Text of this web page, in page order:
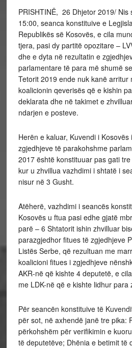
PRISHTINË, 26 Dhjetor 2019/ Nis
15:00, seanca konstituive e
Republikës së Kosovës, e cila
tjera, pasi dy partitë opozitare –
dhe e dyta në rezultatin e
parlamentare të para më shumë
Tetorit 2019 ende nuk kanë arritur
koalicionin qeverisës që e kishin
deklarata dhe në takimet e
ndarjen e posteve.
Herën e kaluar, Kuvendi i
zgjedhjeve të parakohshme
2017 është konstituuar pas gati
kur u zhvillua vazhdimi i shtatë i
nisur në 3 Gusht.
Atëherë, vazhdimi i seancës
Kosovës u ftua pasi edhe gjatë
parë – 6 Shtatorit ishin zhvilluar
parazgjedhor fitues të zgjedhjeve
Listës Serbe, që rezultuan me
koalicioni fitues i zgjedhjeve
AKR-në që kishte 4 deputetë, e
me LDK-në që e kishte lidhur para
Për seancën konstituive të
për sot, në axhendë janë tre pika:
përkohshëm për verifikimin e
të deputetëve; Dhënia e betimit të